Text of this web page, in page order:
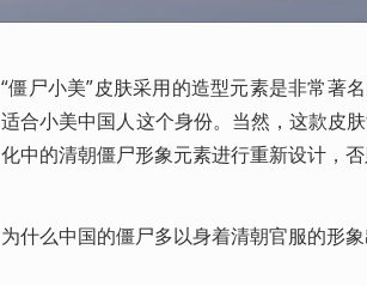
“僵尸小美”皮肤采用的造型元素是非常著
适合小美中国人这个身份。当然，这款皮
化中的清朝僵尸形象元素进行重新设计，
为什么中国的僵尸多以身着清朝官服的形